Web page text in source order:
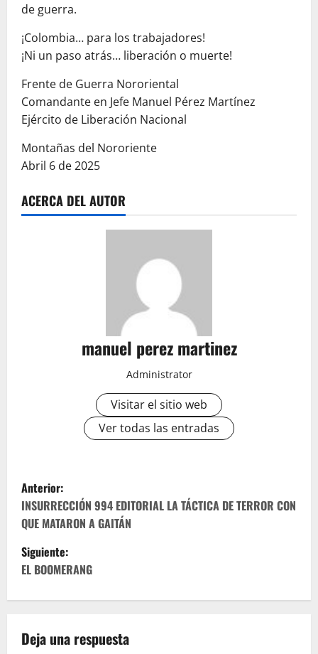
de guerra.
¡Colombia… para los trabajadores!
¡Ni un paso atrás… liberación o muerte!
Frente de Guerra Nororiental
Comandante en Jefe Manuel Pérez Martínez
Ejército de Liberación Nacional
Montañas del Nororiente
Abril 6 de 2025
ACERCA DEL AUTOR
manuel perez martinez
Administrator
Visitar el sitio web
Ver todas las entradas
N
a
v
e
g
a
Anterior:
INSURRECCIÓN 994 EDITORIAL LA TÁCTICA DE TERROR CON
QUE MATARON A GAITÁN
Siguiente:
EL BOOMERANG
Deja una respuesta